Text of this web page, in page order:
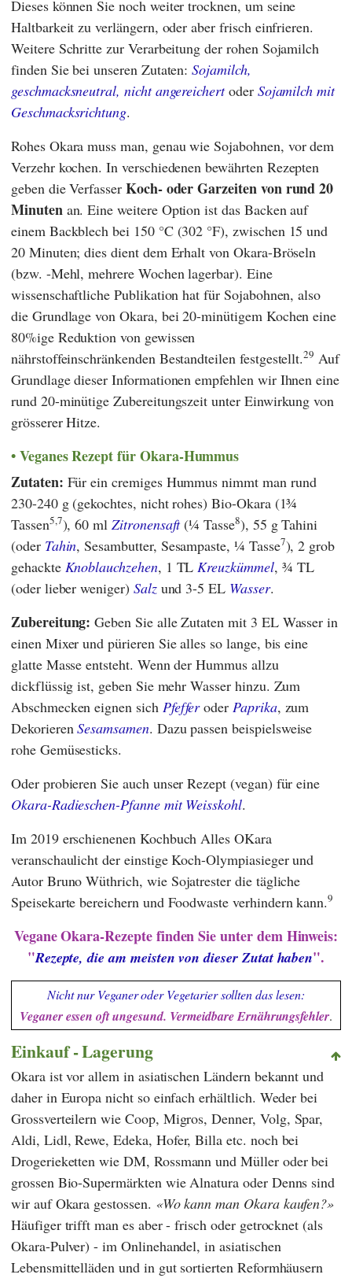
Dieses können Sie noch weiter trocknen, um seine
Haltbarkeit zu verlängern, oder aber frisch einfrieren.
Weitere Schritte zur Verarbeitung der rohen Sojamilch
finden Sie bei unseren Zutaten:Sojamilch,
geschmacksneutral, nicht angereichertoder Sojamilch mit
Geschmacksrichtung.
Rohes Okara muss man, genau wie Sojabohnen, vor dem
Verzehr kochen. In verschiedenen bewährten Rezepten
geben die Verfasser Koch- oder Garzeiten von rund 20
Minutenan. Eine weitere Option ist das Backen auf
einem Backblech bei 150 °C (302 °F), zwischen 15 und
20 Minuten; dies dient dem Erhalt von Okara-Bröseln
(bzw. -Mehl, mehrere Wochen lagerbar). Eine
wissenschaftliche Publikation hat für Sojabohnen, also
die Grundlage von Okara, bei 20-minütigem Kochen eine
80%ige Reduktion von gewissen
nährstoffeinschränkenden Bestandteilen festgestellt.29 Auf
Grundlage dieser Informationen empfehlen wir Ihnen eine
rund 20-minütige Zubereitungszeit unter Einwirkung von
grösserer Hitze.
Veganes Rezept für Okara-Hummus
Zutaten: Für ein cremiges Hummus nimmt man rund
230-240 g (gekochtes, nicht rohes) Bio-Okara (1¾
Tassen5,7), 60 mlZitronensaft(¼ Tasse8), 55 g Tahini
(oder Tahin, Sesambutter, Sesampaste, ¼ Tasse7), 2 grob
gehackte Knoblauchzehen, 1 TL Kreuzkümmel, ¾ TL
(oder lieber weniger) Salzund 3-5 EL Wasser.
Zubereitung: Geben Sie alle Zutaten mit 3 EL Wasser in
einen Mixer und pürieren Sie alles so lange, bis eine
glatte Masse entsteht. Wenn der Hummus allzu
dickflüssig ist, geben Sie mehr Wasser hinzu. Zum
Abschmecken eignen sich Pfefferoder Paprika, zum
DekorierenSesamsamen. Dazu passen beispielsweise
rohe Gemüsesticks.
Oder probieren Sie auch unser Rezept (vegan) für eine
Okara-Radieschen-Pfanne mit Weisskohl.
Im 2019 erschienenen Kochbuch Alles OKara
veranschaulicht der einstige Koch-Olympiasieger und
Autor Bruno Wüthrich, wie Sojatrester die tägliche
Speisekarte bereichern und Foodwaste verhindern kann.9
Vegane Okara-Rezepte finden Sie unter dem Hinweis:
"Rezepte, die am meisten von dieser Zutat haben".
Nicht nur Veganer oder Vegetarier sollten das lesen:
Veganer essen oft ungesund. Vermeidbare Ernährungsfehler.
Einkauf - Lagerung
Okara ist vor allem in asiatischen Ländern bekannt und
daher in Europa nicht so einfach erhältlich. Weder bei
Grossverteilern wie Coop, Migros,Denner, Volg, Spar,
Aldi, Lidl,Rewe,Edeka, Hofer, Billa etc. noch bei
Drogerieketten wie DM, Rossmann undMülleroder bei
grossen Bio-Supermärkten wieAlnatura oder Denns sind
wir auf Okara gestossen.
Wo kann man Okara kaufen?
Häufiger trifft man es aber - frisch oder getrocknet (als
Okara-Pulver) - im Onlinehandel, in asiatischen
Lebensmittelläden und in gut sortierten Reformhäusern